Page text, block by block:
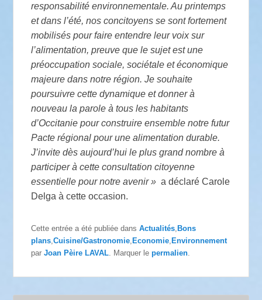
responsabilité environnementale. Au printemps
et dans l’été, nos concitoyens se sont fortement
mobilisés pour faire entendre leur voix sur
l’alimentation, preuve que le sujet est une
préoccupation sociale, sociétale et économique
majeure dans notre région. Je souhaite
poursuivre cette dynamique et donner à
nouveau la parole à tous les habitants
d’Occitanie pour construire ensemble notre futur
Pacte régional pour une alimentation durable.
J’invite dès aujourd’hui le plus grand nombre à
participer à cette consultation citoyenne
essentielle pour notre avenir » a déclaré Carole
Delga à cette occasion.
Cette entrée a été publiée dansActualités Bons
plans ,Cuisine/Gastronomie Economie Environnement
parJoan Pèire LAVAL . Marquer lepermalien